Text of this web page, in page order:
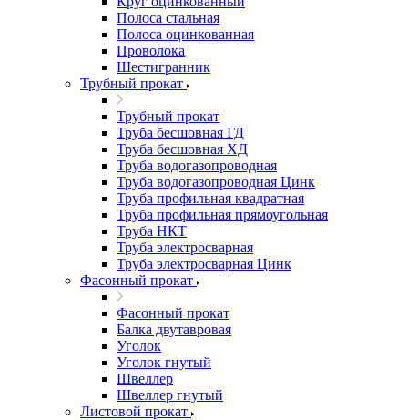
Полоса стальная
Полоса оцинкованная
Проволока
Шестигранник
Трубный прокат
Трубный прокат
Труба бесшовная ГД
Труба бесшовная ХД
Труба водогазопроводная
Труба водогазопроводная Цинк
Труба профильная квадратная
Труба профильная прямоугольная
Труба НКТ
Труба электросварная
Труба электросварная Цинк
Фасонный прокат
Фасонный прокат
Балка двутавровая
Уголок
Уголок гнутый
Швеллер
Швеллер гнутый
Листовой прокат